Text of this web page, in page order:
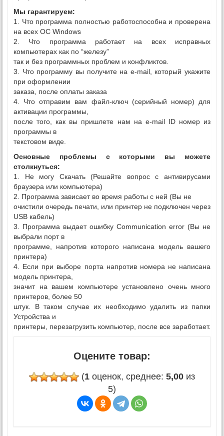
Мы гарантируем:
1. Что программа полностью работоспособна и проверена
на всех ОС Windows
2. Что программа работает на всех исправных
компьютерах как по “железу”
так и без программных проблем и конфликтов.
3. Что программу вы получите на e-mail, который укажите
при оформлении
заказа, после оплаты заказа
4. Что отправим вам файл-ключ (серийный номер) для
активации программы,
после того, как вы пришлете нам на e-mail ID номер из
программы в
текстовом виде.
Основные проблемы с которыми вы можете
столкнуться:
1. Не могу Скачать (Решайте вопрос с антивирусами
браузера или компьютера)
2. Программа зависает во время работы с ней (Вы не
очистили очередь печати, или принтер не подключен через
USB кабель)
3. Программа выдает ошибку Communication error (Вы не
выбрали порт в
программе, напротив которого написана модель вашего
принтера)
4. Если при выборе порта напротив номера не написана
модель принтера,
значит на вашем компьютере установлено очень много
принтеров, более 50
штук. В таком случае их необходимо удалить из папки
Устройства и
принтеры, перезагрузить компьютер, после все заработает.
Оцените товар:
(1 оценок, среднее: 5,00 из
5)